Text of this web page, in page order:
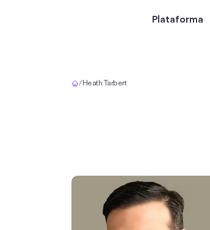
Plataforma
/Heath Tarbert